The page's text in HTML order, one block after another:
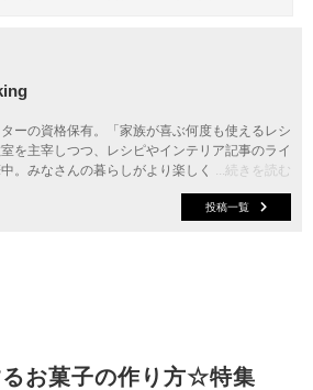
...続きを読む
ーの資格保有。「家族が喜ぶ何度も使えるレシ
を主宰しつつ、レシピやインテリア記事のライ
。みなさんの暮らしがより楽しく素敵になるよ
投稿一覧
お菓子の作り方☆特集